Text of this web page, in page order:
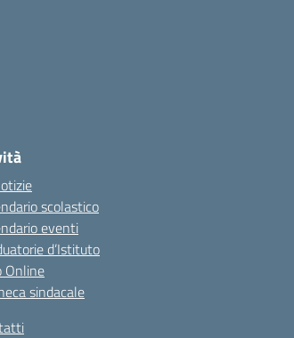
scolastico
eventi
d’Istituto
Online
sindacale